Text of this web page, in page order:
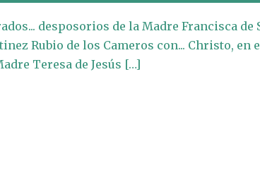
desposorios de la Madre Francisca de
Rubio de los Cameros con... Christo, en
Teresa de Jesús […]